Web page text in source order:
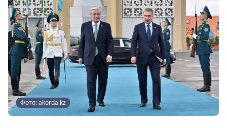
Фото: akorda.kz